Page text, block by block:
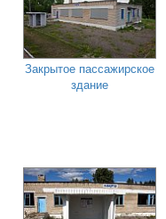
Закрытое пассажирское
здание